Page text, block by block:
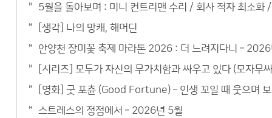
5월을 돌아보며 : 미니 컨트리맨 수리 / 회사 적자 최소
[생각] 나의 망캐, 해머딘
안양천 장미꽃 축제 마라톤 2026 : 더 느려지다니 –
[시리즈] 모두가 자신의 무가치함과 싸우고 있다 (모자
[영화] 굿 포츈 (Good Fortune) – 인생 꼬일 때 웃으며
스트레스의 정점에서 – 2026년 5월